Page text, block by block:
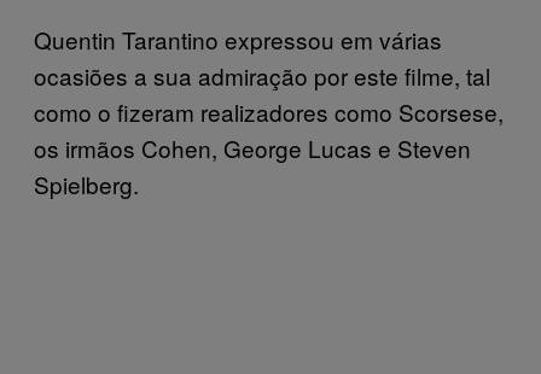
Quentin Tarantino expressou em várias
ocasiões a sua admiração por este filme, tal
como o fizeram realizadores como Scorsese,
os irmãos Cohen, George Lucas e Steven
Spielberg.